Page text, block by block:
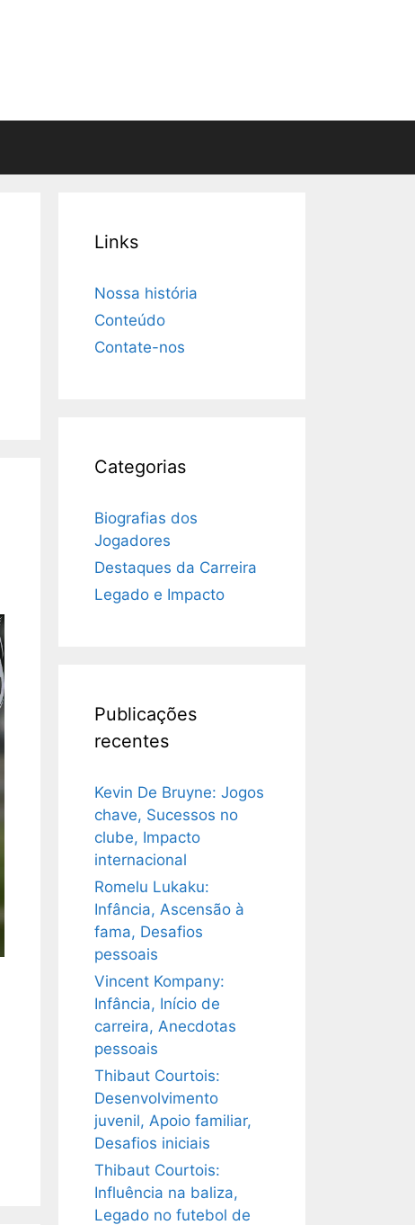
Links
Nossa história
Conteúdo
Contate-nos
Categorias
Biografias dos
Jogadores
Destaques da Carreira
Legado e Impacto
Publicações
recentes
Kevin De Bruyne: Jogos
chave, Sucessos no
clube, Impacto
internacional
Romelu Lukaku:
Infância, Ascensão à
fama, Desafios
pessoais
Vincent Kompany:
Infância, Início de
carreira, Anecdotas
pessoais
Thibaut Courtois:
Desenvolvimento
juvenil, Apoio familiar,
Desafios iniciais
Thibaut Courtois:
Influência na baliza,
Legado no futebol de